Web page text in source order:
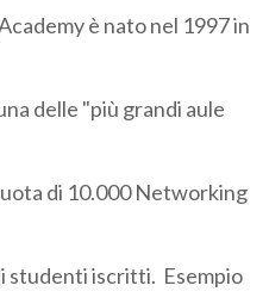
è nato nel 1997 in
delle "più grandi aule
di 10.000 Networking
studenti iscritti. Esempio